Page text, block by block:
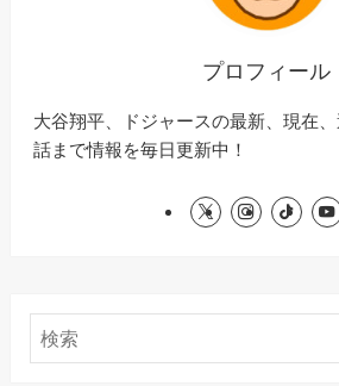
プロフィール
大谷翔平、ドジャースの最新、現在
話まで情報を毎日更新中！